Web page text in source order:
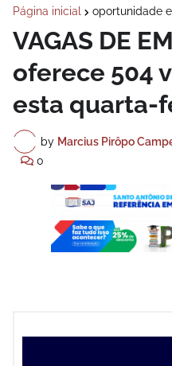
Página inicial oportunidade
VAGAS DE
oferece 504
esta quarta-
by Marcius Pirôpo
0